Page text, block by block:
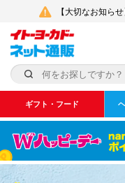
【大切なお知ら
ギフト・フード
父の日 2026